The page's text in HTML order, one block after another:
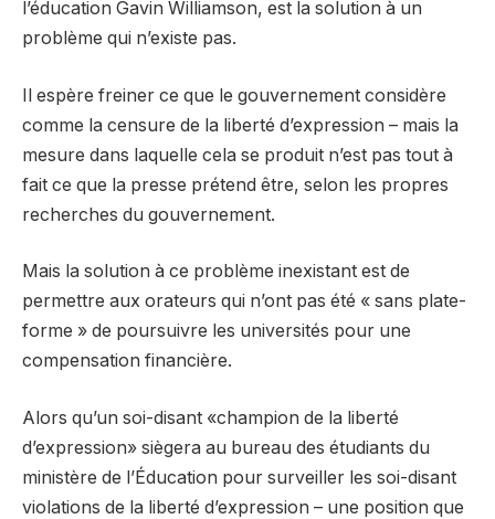
l’éducation Gavin Williamson, est la solution à un
problème qui n’existe pas.
Il espère freiner ce que le gouvernement considère
comme la censure de la liberté d’expression – mais la
mesure dans laquelle cela se produit n’est pas tout à
fait ce que la presse prétend être, selon les propres
recherches du gouvernement.
Mais la solution à ce problème inexistant est de
permettre aux orateurs qui n’ont pas été « sans plate-
forme » de poursuivre les universités pour une
compensation financière.
Alors qu’un soi-disant «champion de la liberté
d’expression» siègera au bureau des étudiants du
ministère de l’Éducation pour surveiller les soi-disant
violations de la liberté d’expression – une position que